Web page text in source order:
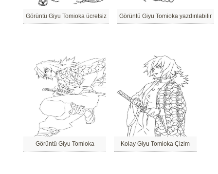
Görüntü Giyu Tomioka ücretsiz Görüntü Giyu Tomioka yazdırılabilir
Görüntü Giyu Tomioka Kolay Giyu Tomioka Çizim